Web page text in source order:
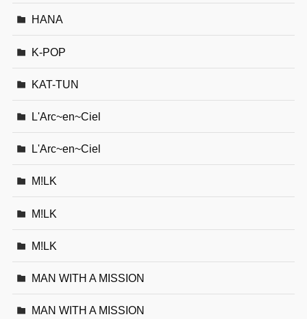
HANA
K-POP
KAT-TUN
L'Arc~en~Ciel
L'Arc~en~Ciel
M!LK
M!LK
M!LK
MAN WITH A MISSION
MAN WITH A MISSION